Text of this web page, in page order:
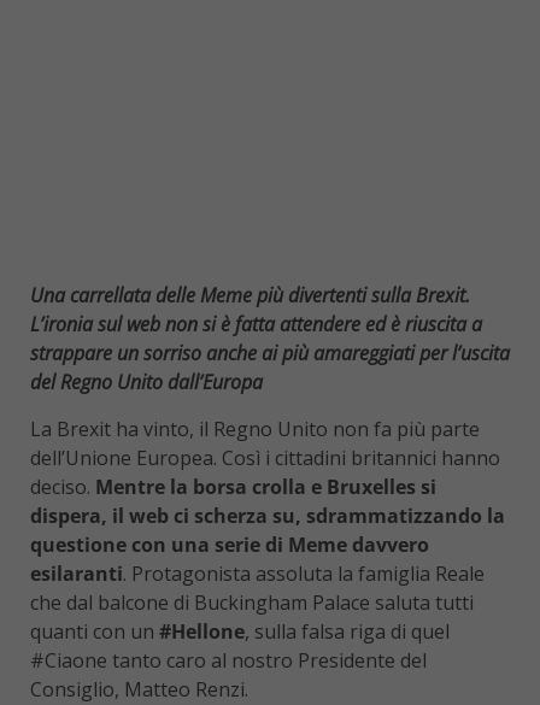
Una carrellata delle Meme più divertenti sulla Brexit.
L’ironia sul web non si è fatta attendere ed è riuscita a
strappare un sorriso anche ai più amareggiati per l’uscita
del Regno Unito dall’Europa
La Brexit ha vinto, il Regno Unito non fa più parte
dell’Unione Europea. Così i cittadini britannici hanno
deciso. Mentre la borsa crolla e Bruxelles si
dispera, il web ci scherza su, sdrammatizzando la
questione con una serie di Meme davvero
esilaranti. Protagonista assoluta la famiglia Reale
che dal balcone di Buckingham Palace saluta tutti
quanti con un #Hellone, sulla falsa riga di quel
#Ciaone tanto caro al nostro Presidente del
Consiglio, Matteo Renzi.